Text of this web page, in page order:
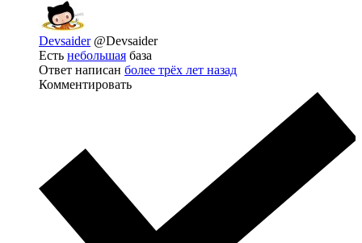
Devsaider @Devsaider
Есть небольшая база
Ответ написан более трёх лет назад
Комментировать